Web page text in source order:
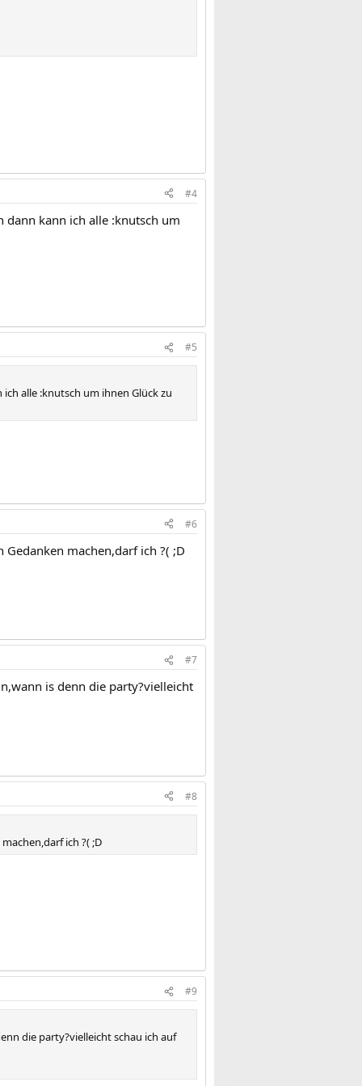
#4
dann kann ich alle :knutsch um
#5
alle :knutsch um ihnen Glück zu
#6
machen,darf ich ?( ;D
#7
is denn die party?vielleicht
#8
ich ?( ;D
#9
die party?vielleicht schau ich auf